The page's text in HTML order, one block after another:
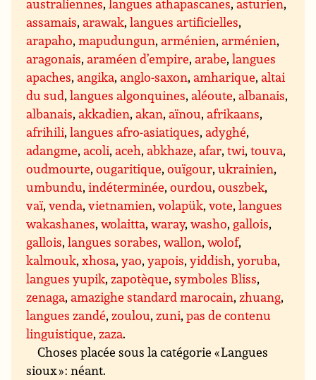
australiennes,langues athapascanes,asturien,
assamais,arawak,langues artificielles,
arapaho,mapudungun,arménien,arménien,
aragonais,araméen d’empire,arabe,langues
apaches,angika,anglo-saxon,amharique,altai
du sud,langues algonquines,aléoute,albanais,
albanais,akkadien,akan,aïnou,afrikaans,
afrihili,langues afro-asiatiques,adyghé,
adangme,acoli,aceh,abkhaze,afar,twi,touva,
oudmourte,ougaritique,ouïgour,ukrainien,
umbundu,indéterminée,ourdou,ouszbek,
vaï,venda,vietnamien,volapük,vote,langues
wakashanes,wolaitta,waray,washo, gallois,
gallois,langues sorabes,wallon,wolof,
kalmouk,xhosa,yao,yapois,yiddish,yoruba,
langues yupik,zapotèque,symboles Bliss,
zenaga,amazighe standard marocain,zhuang,
langues zandé,zoulou,zuni,pas de contenu
linguistique,zaza.
Choses placée sous la catégorie « Langues
sioux » : néant.